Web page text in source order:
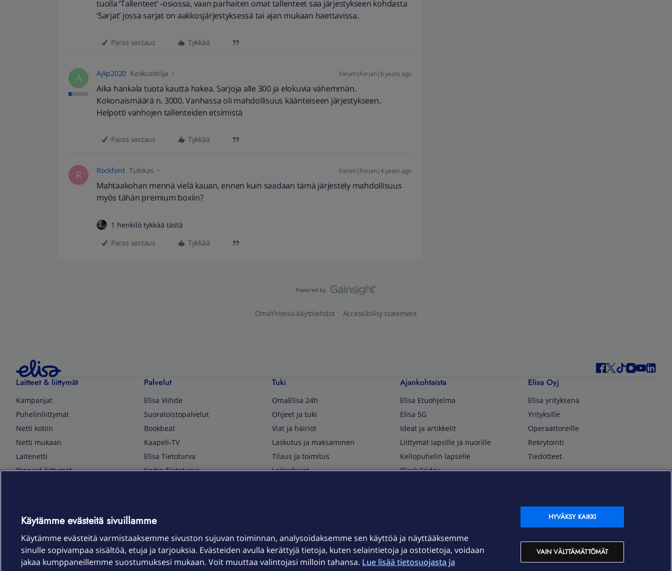
tuolla ‘Tallenteet’ -osiossa, vaan parhaiten omat tallenteet saa järjestykseen kohdasta
‘Sarjat’ jossa sarjat on aakkosjärjestyksessä tai ajan mukaan haettavissa.
Paras vastaus Tykkää
A Ajkp2020 Keskustelija Forum|Forum|6 years ago
Aika hankala tuota kautta hakea. Sarjoja alle 300 ja elokuvia vähemmän.
Kokonaismäärä n. 3000. Vanhassa oli mahdollisuus käänteiseen järjestykseen.
Helpotti vanhojen tallenteiden etsimistä
Paras vastaus Tykkää
R Rockford Tulokas Forum|Forum|4 years ago
Mahtaakohan mennä vielä kauan, ennen kuin saadaan tämä järjestely mahdollisuus
myös tähän premium boxiin?
1 henkilö tykkää tästä
Paras vastaus
Tykkää
OmaYhteisö-käyttöehdot Accessibility statement
Laitteet & liittymät
Kampanjat
Puhelinliittymät
Netti kotiin
Netti mukaan
Laitenetti
Prepaid-liittymät
TV & audio
Kodinkoneet
Kamerat ja dronet
Kellot ja rannekkeet
Palvelut
Elisa Viihde
Suoratoistopalvelut
Bookbeat
Kaapeli-TV
Elisa Tietoturva
Kodin Tietoturva
Elisa Kotiverkko
Elisa Pilvilinna
Elisa Laiteturva
Elisa Rinnakkaisliittymät
Tuki
OmaElisa 24h
Ohjeet ja tuki
Viat ja häiriöt
Laskutus ja maksaminen
Tilaus ja toimitus
Laiteohjeet
Kuuluvuuskartta
Asiakastiedotteet
OmaElisa-sovellus
Ajankohtaista
Elisa Etuohjelma
Elisa 5G
Ideat ja artikkelit
Liittymät lapsille ja nuorille
Kellopuhelin lapselle
Black Friday
Elisa Oyj
Elisa yrityksenä
Yrityksille
Operaattoreille
Rekrytointi
Tiedotteet
OmaElisa Self Service
Moving to Finland
Elisa Corporation
Käytämme evästeitä sivuillamme
Käytämme evästeitä varmistaaksemme sivuston sujuvan toiminnan, analysoidaksemme sen käyttöä ja näyttääksemme
sinulle sopivampaa sisältöä, etuja ja tarjouksia. Evästeiden avulla kerättyjä tietoja, kuten selaintietoja ja ostotietoja, voidaan
jakaa kumppaneillemme suostumuksesi mukaan. Voit muuttaa valintojasi milloin tahansa. Lue lisää tietosuojasta ja
VAIN VÄLTTÄMÄTTÖMÄT
HYVÄKSY KAIKKI